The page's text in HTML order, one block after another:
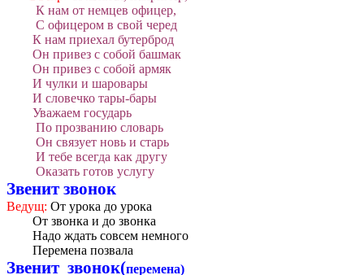
К нам от немцев офицер,
С офицером в свой черед
К нам приехал бутерброд
Он привез с собой башмак
Он привез с собой армяк
И чулки и шаровары
И словечко тары-бары
Уважаем государь
По прозванию словарь
Он связует новь и старь
И тебе всегда как другу
Оказать готов услугу
Звенит звонок
Ведущ: От урока до урока
От звонка и до звонка
Надо ждать совсем немного
Перемена позвала
Звенит звонок(перемена)